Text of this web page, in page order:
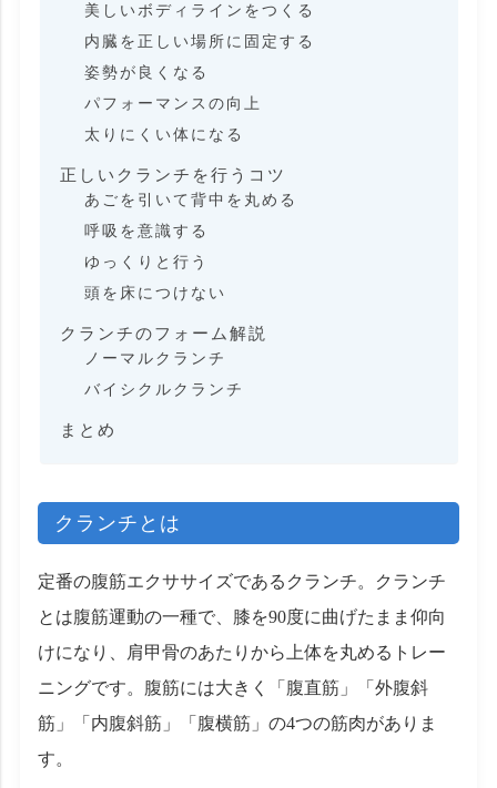
美しいボディラインをつくる
内臓を正しい場所に固定する
姿勢が良くなる
パフォーマンスの向上
太りにくい体になる
正しいクランチを行うコツ
あごを引いて背中を丸める
呼吸を意識する
ゆっくりと行う
頭を床につけない
クランチのフォーム解説
ノーマルクランチ
バイシクルクランチ
まとめ
クランチとは
定番の腹筋エクササイズであるクランチ。クランチ
とは腹筋運動の一種で、膝を90度に曲げたまま仰向
けになり、肩甲骨のあたりから上体を丸めるトレー
ニングです。腹筋には大きく「腹直筋」「外腹斜
筋」「内腹斜筋」「腹横筋」の4つの筋肉がありま
す。